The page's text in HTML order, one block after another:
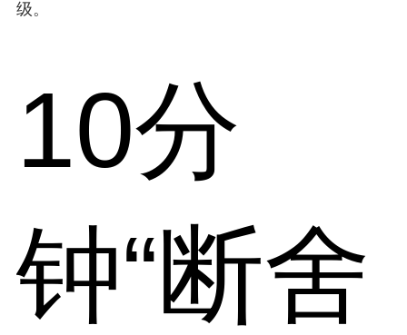
级。
10分
钟“断舍